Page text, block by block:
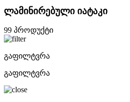
ლამინირებული იატაკი
99 პროდუქტი
გაფილტვრა
გაფილტვრა